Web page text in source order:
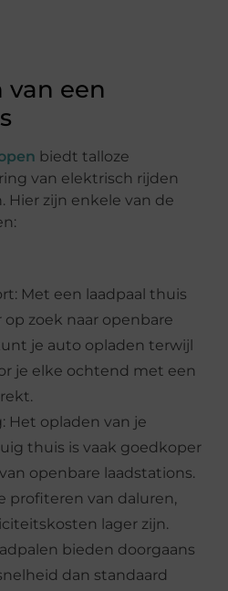
van een
biedt talloze
van elektrisch rijden
Hier zijn enkele van de
Met een laadpaal thuis
zoek naar openbare
je auto opladen terwijl
je elke ochtend met een
Het opladen van je
thuis is vaak goedkoper
openbare laadstations.
profiteren van daluren,
lager zijn.
bieden doorgaans
dan standaard